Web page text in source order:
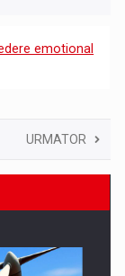
emotional
URMATOR